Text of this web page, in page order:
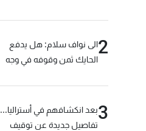
2الى نواف سلام: هل يدفع
الحايك ثمن وقوفه في وجه
3بعد انكشافهم في أستراليا...
تفاصيل جديدة عن توقيف